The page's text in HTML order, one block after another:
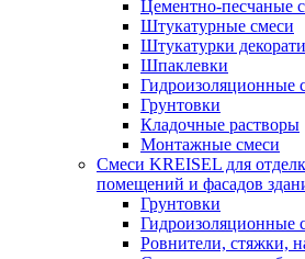
Цементно-песчаные
Штукатурные смеси
Штукатурки
Шпаклевки
Гидроизоляционные
Грунтовки
Кладочные растворы
Монтажные смеси
Смеси KREISEL для
помещений и фасадов
Грунтовки
Гидроизоляционные
Ровнители, стяжки,